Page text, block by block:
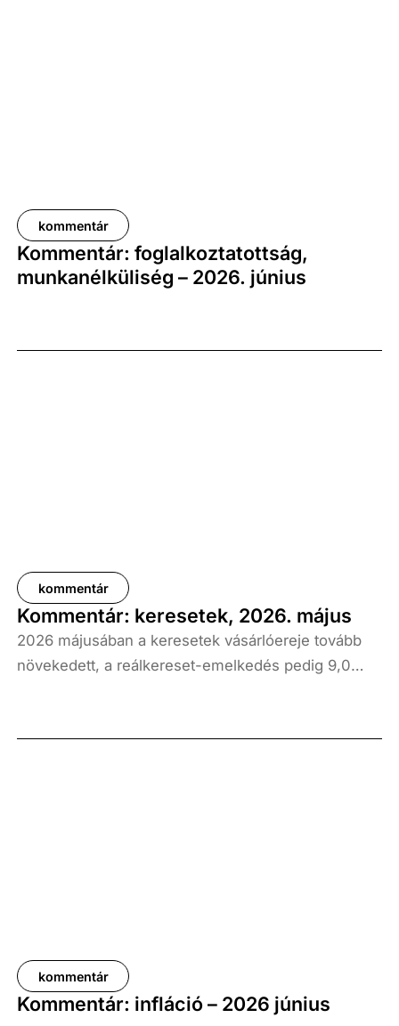
kommentár
Kommentár: foglalkoztatottság,
munkanélküliség – 2026. június
kommentár
Kommentár: keresetek, 2026. május
2026 májusában a keresetek vásárlóereje tovább
növekedett, a reálkereset-emelkedés pedig 9,0
százalékot, a nettóé 11,0 százalékot tett ki, emellett
kommentár
Kommentár: infláció – 2026 június